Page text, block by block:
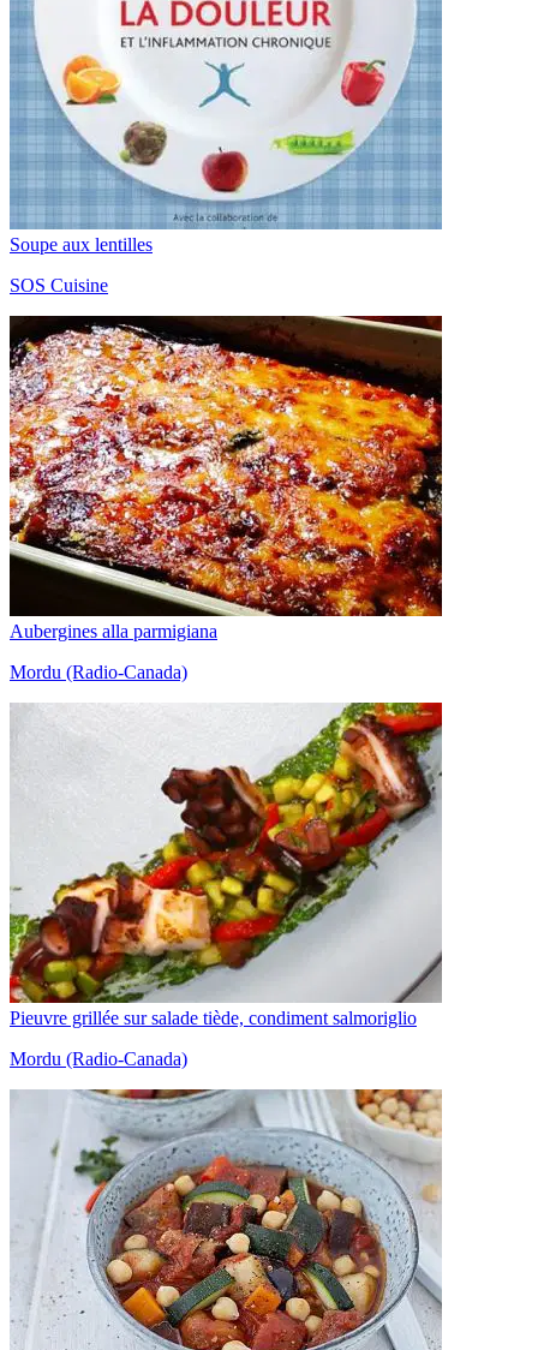
Soupe aux lentilles
SOS Cuisine
Aubergines alla parmigiana
Mordu (Radio-Canada)
Pieuvre grillée sur salade tiède, condiment salmoriglio
Mordu (Radio-Canada)